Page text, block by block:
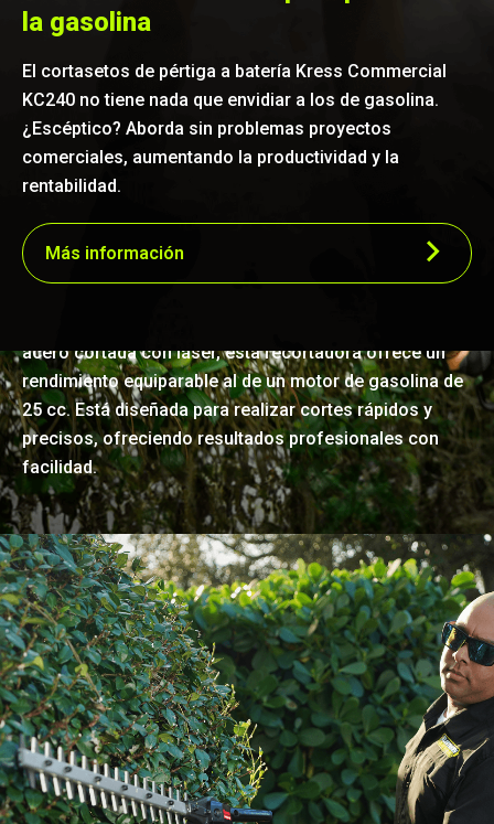
la gasolina
El cortasetos de pértiga a batería Kress Commercial
KC240 no tiene nada que envidiar a los de gasolina.
¿Escéptico? Aborda sin problemas proyectos
comerciales, aumentando la productividad y la
rentabilidad.
Más información
Precisión eficaz
acero cortada con láser, esta recortadora ofrece un
rendimiento equiparable al de un motor de gasolina de
25 cc. Está diseñada para realizar cortes rápidos y
precisos, ofreciendo resultados profesionales con
facilidad.